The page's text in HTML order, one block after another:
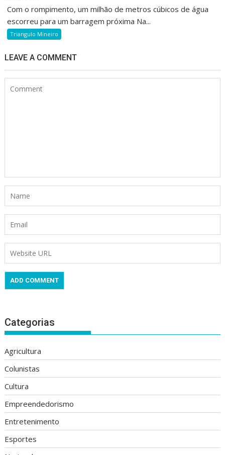
Com o rompimento, um milhão de metros cúbicos de água
escorreu para um barragem próxima Na...
Triangulo Mineiro
LEAVE A COMMENT
Categorias
Agricultura
Colunistas
Cultura
Empreendedorismo
Entretenimento
Esportes